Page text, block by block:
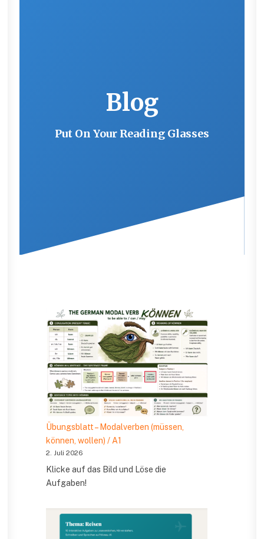
Blog
Put On Your Reading Glasses
Übungsblatt – Modalverben (müssen,
können, wollen) / A1
2. Juli 2026
Klicke auf das Bild und Löse die
Aufgaben!